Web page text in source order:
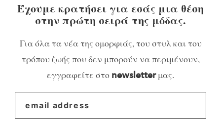
Έχουμε κρατήσει για εσάς μια θέση
στην πρώτη σειρά της μόδας.
Για όλα τα νέα της ομορφιάς, του στυλ και του
τρόπου ζωής που δεν μπορούν να περιμένουν,
εγγραφείτε στο newsletterμας.